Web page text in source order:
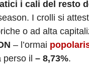
i cali del resto
I crolli si
o ad alta
– l’ormai
il – 8,73%.